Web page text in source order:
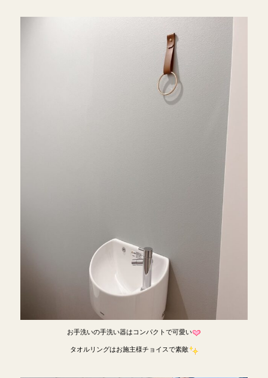
お手洗いの手洗い器はコンパクトで可愛い
タオルリングはお施主様チョイスで素敵